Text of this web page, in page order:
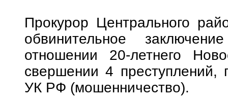
Прокурор Центрального
обвинительное
отношении 20-летнего
свершении 4 преступлений,
УК РФ (мошенничество).